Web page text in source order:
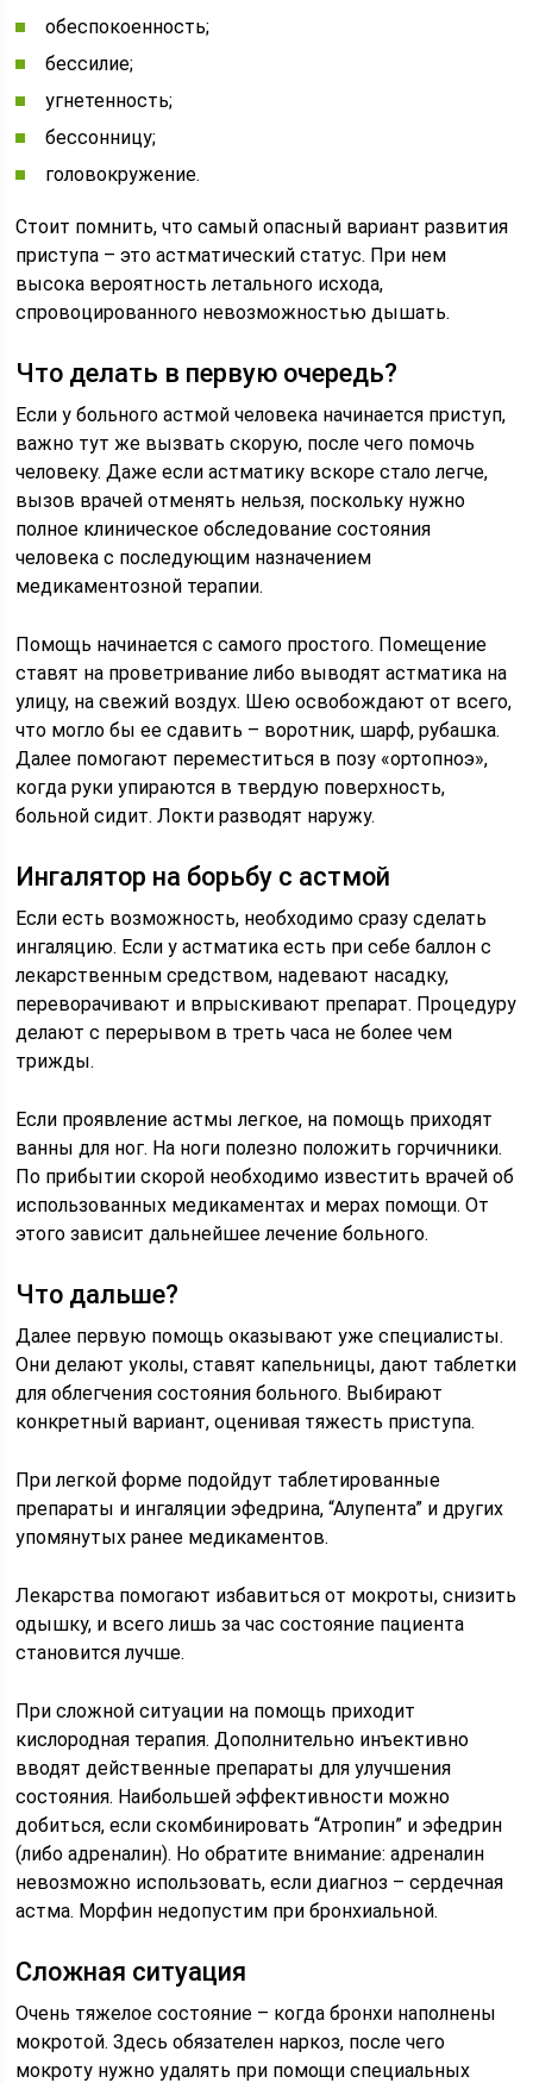
обеспокоенность;
бессилие;
угнетенность;
бессонницу;
головокружение.
Стоит помнить, что самый опасный вариант развития
приступа – это астматический статус. При нем
высока вероятность летального исхода,
спровоцированного невозможностью дышать.
Что делать в первую очередь?
Если у больного астмой человека начинается приступ,
важно тут же вызвать скорую, после чего помочь
человеку. Даже если астматику вскоре стало легче,
вызов врачей отменять нельзя, поскольку нужно
полное клиническое обследование состояния
человека с последующим назначением
медикаментозной терапии.
Помощь начинается с самого простого. Помещение
ставят на проветривание либо выводят астматика на
улицу, на свежий воздух. Шею освобождают от всего,
что могло бы ее сдавить – воротник, шарф, рубашка.
Далее помогают переместиться в позу «ортопноэ»,
когда руки упираются в твердую поверхность,
больной сидит. Локти разводят наружу.
Ингалятор на борьбу с астмой
Если есть возможность, необходимо сразу сделать
ингаляцию. Если у астматика есть при себе баллон с
лекарственным средством, надевают насадку,
переворачивают и впрыскивают препарат. Процедуру
делают с перерывом в треть часа не более чем
трижды.
Если проявление астмы легкое, на помощь приходят
ванны для ног. На ноги полезно положить горчичники.
По прибытии скорой необходимо известить врачей об
использованных медикаментах и мерах помощи. От
этого зависит дальнейшее лечение больного.
Что дальше?
Далее первую помощь оказывают уже специалисты.
Они делают уколы, ставят капельницы, дают таблетки
для облегчения состояния больного. Выбирают
конкретный вариант, оценивая тяжесть приступа.
При легкой форме подойдут таблетированные
препараты и ингаляции эфедрина, “Алупента” и других
упомянутых ранее медикаментов.
Лекарства помогают избавиться от мокроты, снизить
одышку, и всего лишь за час состояние пациента
становится лучше.
При сложной ситуации на помощь приходит
кислородная терапия. Дополнительно инъективно
вводят действенные препараты для улучшения
состояния. Наибольшей эффективности можно
добиться, если скомбинировать “Атропин” и эфедрин
(либо адреналин). Но обратите внимание: адреналин
невозможно использовать, если диагноз – сердечная
астма. Морфин недопустим при бронхиальной.
Сложная ситуация
Очень тяжелое состояние – когда бронхи наполнены
мокротой. Здесь обязателен наркоз, после чего
мокроту нужно удалять при помощи специальных